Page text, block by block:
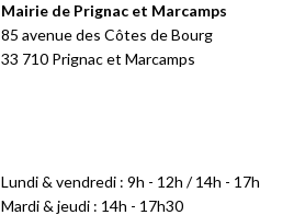
Mairie de Prignac et Marcamps
85 avenue des Côtes de Bourg
33 710 Prignac et Marcamps
Lundi & vendredi : 9h - 12h / 14h - 17h
Mardi & jeudi : 14h - 17h30